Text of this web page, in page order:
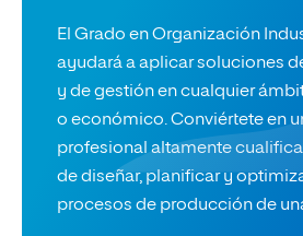
El Grado en Organización
ayudará a aplicar soluciones
y de gestión en cualquier
o económico. Conviértete en
profesional altamente
de diseñar, planificar y
procesos de producción de